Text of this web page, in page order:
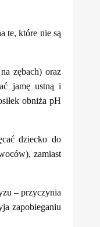
te, które nie są
zębach) oraz
jamę ustną i
obniża pH
dziecko do
zamiast
– przyczynia
zapobieganiu